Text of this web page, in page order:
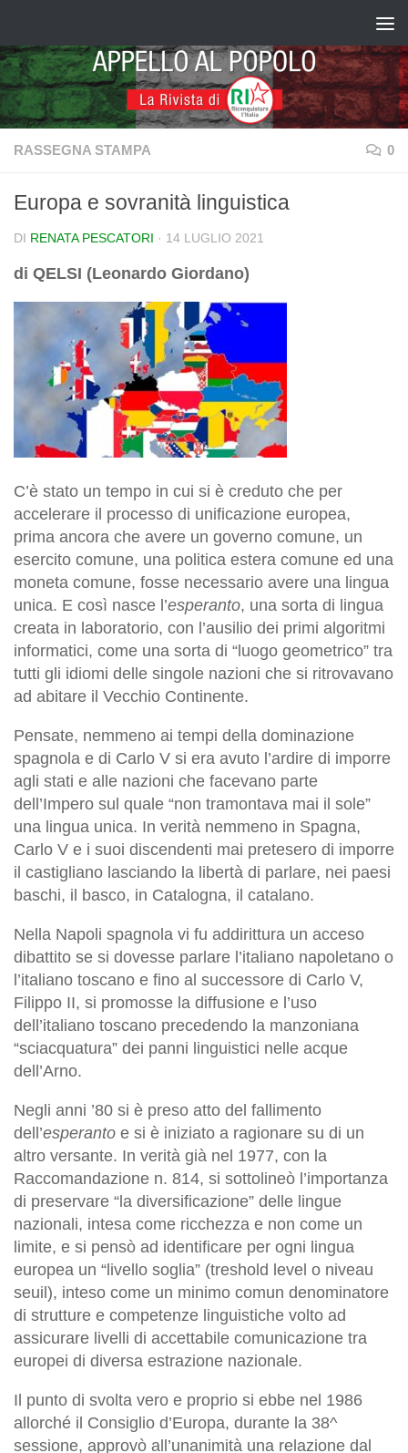
RASSEGNA STAMPA 0
Europa e sovranità linguistica
DI RENATA PESCATORI · 14 LUGLIO 2021
di QELSI (Leonardo Giordano)
C’è stato un tempo in cui si è creduto che per
accelerare il processo di unificazione europea,
prima ancora che avere un governo comune, un
esercito comune, una politica estera comune ed una
moneta comune, fosse necessario avere una lingua
unica. E così nasce l’esperanto, una sorta di lingua
creata in laboratorio, con l’ausilio dei primi algoritmi
informatici, come una sorta di “luogo geometrico” tra
tutti gli idiomi delle singole nazioni che si ritrovavano
ad abitare il Vecchio Continente.
Pensate, nemmeno ai tempi della dominazione
spagnola e di Carlo V si era avuto l’ardire di imporre
agli stati e alle nazioni che facevano parte
dell’Impero sul quale “non tramontava mai il sole”
una lingua unica. In verità nemmeno in Spagna,
Carlo V e i suoi discendenti mai pretesero di imporre
il castigliano lasciando la libertà di parlare, nei paesi
baschi, il basco, in Catalogna, il catalano.
Nella Napoli spagnola vi fu addirittura un acceso
dibattito se si dovesse parlare l’italiano napoletano o
l’italiano toscano e fino al successore di Carlo V,
Filippo II, si promosse la diffusione e l’uso
dell’italiano toscano precedendo la manzoniana
“sciacquatura” dei panni linguistici nelle acque
dell’Arno.
Negli anni ’80 si è preso atto del fallimento
dell’esperanto e si è iniziato a ragionare su di un
altro versante. In verità già nel 1977, con la
Raccomandazione n. 814, si sottolineò l’importanza
di preservare “la diversificazione” delle lingue
nazionali, intesa come ricchezza e non come un
limite, e si pensò ad identificare per ogni lingua
europea un “livello soglia” (treshold level o niveau
seuil), inteso come un minimo comun denominatore
di strutture e competenze linguistiche volto ad
assicurare livelli di accettabile comunicazione tra
europei di diversa estrazione nazionale.
Il punto di svolta vero e proprio si ebbe nel 1986
allorché il Consiglio d’Europa, durante la 38^
sessione, approvò all’unanimità una relazione dal